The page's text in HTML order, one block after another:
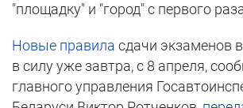
"площадку" и "город" с первого
Новые правила сдачи экзаменов
в силу уже завтра, с 8 апреля,
главного управления